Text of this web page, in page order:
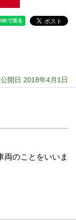
公開日 2018年4月1日
のことをいいま